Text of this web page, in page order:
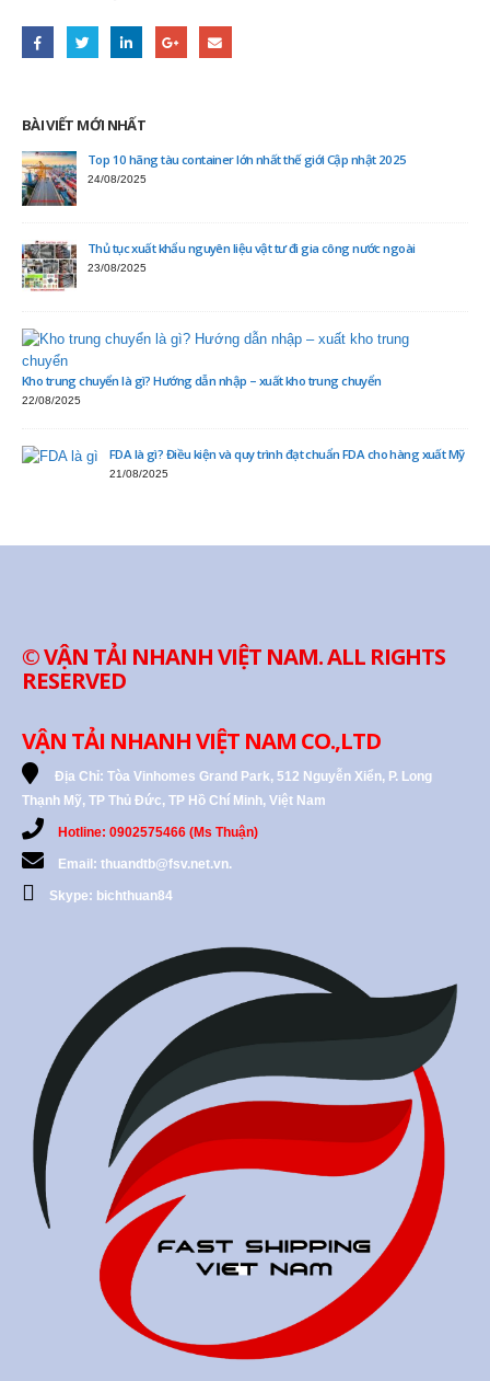
BÀI VIẾT MỚI NHẤT
Top 10 hãng tàu container lớn nhất thế giới Cập nhật 2025
24/08/2025
Thủ tục xuất khẩu nguyên liệu vật tư đi gia công nước ngoài
23/08/2025
Kho trung chuyển là gì? Hướng dẫn nhập – xuất kho trung chuyển
22/08/2025
FDA là gì? Điều kiện và quy trình đạt chuẩn FDA cho hàng xuất Mỹ
21/08/2025
© VẬN TẢI NHANH VIỆT NAM. ALL RIGHTS
RESERVED
VẬN TẢI NHANH VIỆT NAM CO.,LTD
Địa Chỉ: Tòa Vinhomes Grand Park, 512 Nguyễn Xiển, P. Long
Thạnh Mỹ, TP Thủ Đức, TP Hồ Chí Minh, Việt Nam
Hotline: 0902575466 (Ms Thuận)
Email: thuandtb@fsv.net.vn.
Skype: bichthuan84